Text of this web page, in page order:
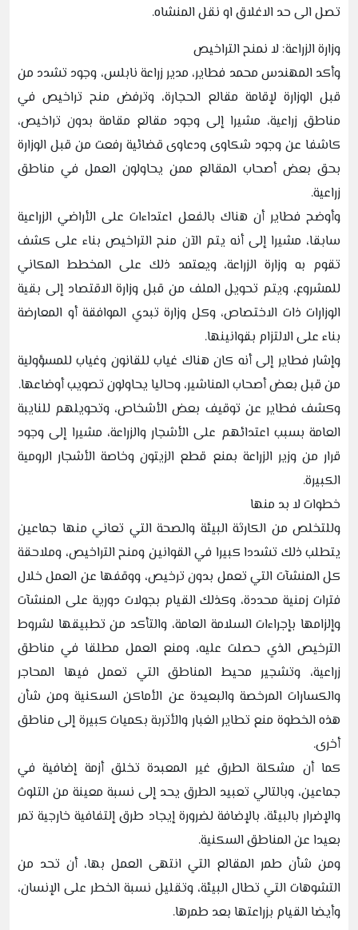
تصل الى حد الاغلاق او نقل المنشاه.
وزارة الزراعة: لا نمنح التراخيص
وأكد المهندس محمد فطاير، مدير زراعة نابلس، وجود تشدد من
قبل الوزارة لإقامة مقالع الحجارة، وترفض منح تراخيص في
مناطق زراعية، مشيرا إلى وجود مقالع مقامة بدون تراخيص،
كاشفا عن وجود شكاوى ودعاوى قضائية رفعت من قبل الوزارة
بحق بعض أصحاب المقالع ممن يحاولون العمل في مناطق
زراعية.
وأوضح فطاير أن هناك بالفعل اعتداءات على الأراضي الزراعية
سابقا، مشيرا إلى أنه يتم الآن منح التراخيص بناء على كشف
تقوم به وزارة الزراعة، ويعتمد ذلك على المخطط المكاني
للمشروع، ويتم تحويل الملف من قبل وزارة الاقتصاد إلى بقية
الوزارات ذات الاختصاص، وكل وزارة تبدي الموافقة أو المعارضة
بناء على الالتزام بقوانينها.
وإشار فطاير إلى أنه كان هناك غياب للقانون وغياب للمسؤولية
من قبل بعض أصحاب المناشير، وحاليا يحاولون تصويب أوضاعها.
وكشف فطاير عن توقيف بعض الأشخاص، وتحويلهم للنايبة
العامة بسبب اعتدائهم على الأشجار والزراعة، مشيرا إلى وجود
قرار من وزير الزراعة بمنع قطع الزيتون وخاصة الأشجار الرومية
الكبيرة.
خطوات لا بد منها
وللتخلص من الكارثة البيئة والصحة التي تعاني منها جماعين
يتطلب ذلك تشددا كبيرا في القوانين ومنح التراخيص، وملاحقة
كل المنشآت التي تعمل بدون ترخيص، ووقفها عن العمل خلال
فترات زمنية محددة، وكذلك القيام بجولات دورية على المنشآت
وإلزامها بإجراءات السلامة العامة، والتأكد من تطبيقها لشروط
الترخيص الذي حصلت عليه، ومنع العمل مطلقا في مناطق
زراعية، وتشجير محيط المناطق التي تعمل فيها المحاجر
والكسارات المرخصة والبعيدة عن الأماكن السكنية ومن شأن
هذه الخطوة منع تطاير الغبار والأتربة بكميات كبيرة إلى مناطق
أخرى.
كما أن مشكلة الطرق غير المعبدة تخلق أزمة إضافية في
جماعين، وبالتالي تعبيد الطرق يحد إلى نسبة معينة من التلوث
والإضرار بالبيئة، بالإضافة لضرورة إيجاد طرق إلتفافية خارجية تمر
بعيدا عن المناطق السكنية.
ومن شأن طمر المقالع التي انتهى العمل بها، أن تحد من
التشوهات التي تطال البيئة، وتقليل نسبة الخطر على الإنسان،
وأيضا القيام بزراعتها بعد طمرها.